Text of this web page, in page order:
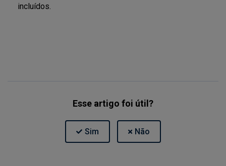
incluídos.
Esse artigo foi útil?